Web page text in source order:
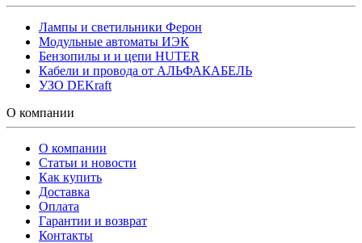
Лампы и светильники Ферон
Модульные автоматы ИЭК
Бензопилы и и цепи HUTER
Кабели и провода от АЛЬФАКАБЕЛЬ
УЗО DEKraft
О компании
О компании
Статьи и новости
Как купить
Доставка
Оплата
Гарантии и возврат
Контакты